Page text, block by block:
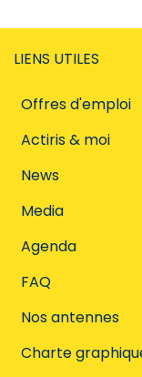
LIENS UTILES
Offres d'emploi
Actiris & moi
News
Media
Agenda
FAQ
Nos antennes
Charte